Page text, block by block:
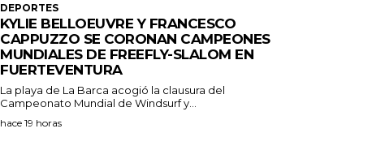
DEPORTES
KYLIE BELLOEUVRE Y FRANCESCO
CAPPUZZO SE CORONAN CAMPEONES
MUNDIALES DE FREEFLY-SLALOM EN
FUERTEVENTURA
La playa de La Barca acogió la clausura del
Campeonato Mundial de Windsurf y...
hace 19 horas